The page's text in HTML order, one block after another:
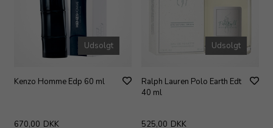
Udsolgt
Kenzo Homme Edp 60 ml
670,00 DKK
Udsolgt
Ralph Lauren Polo Earth Edt
40 ml
525,00 DKK